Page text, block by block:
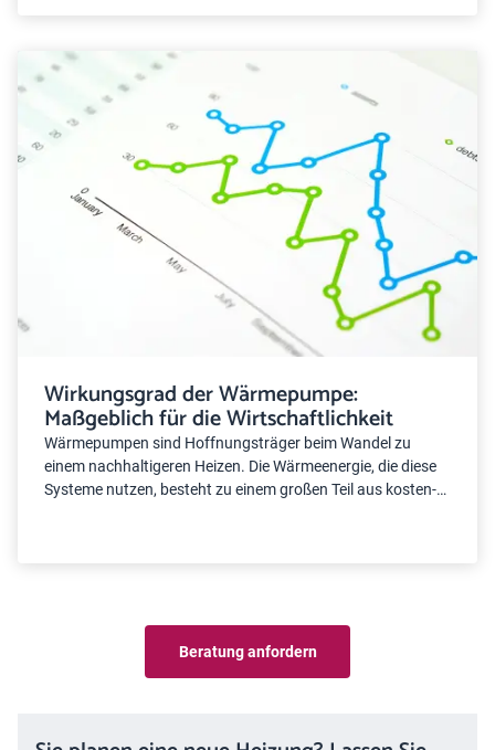
Wirkungsgrad der Wärmepumpe:
Maßgeblich für die Wirtschaftlichkeit
Wärmepumpen sind Hoffnungsträger beim Wandel zu
einem nachhaltigeren Heizen. Die Wärmeenergie, die diese
Systeme nutzen, besteht zu einem großen Teil aus kosten-
Kennzahl also, wie effizient eine Wärmepumpe arbeitet.
Beratung anfordern